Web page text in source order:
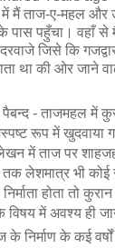
मैं ताज-ए-महल और
पास पहुँचा। वहाँ
जिसे कि
था की ओर जाने
- ताजमहल में
रूप में खुदवाया
में ताज पर
तक लेशमात्र भी
होता तो
में अवश्य ही
के निर्माण के कई